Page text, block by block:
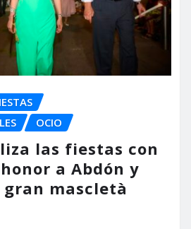
OCIO
las fiestas con
a Abdón y
gran mascletà